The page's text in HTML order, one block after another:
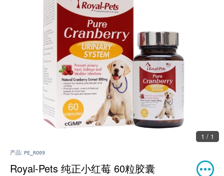
1 / 1
产品: PE_RO09
Royal-Pets 纯正小红莓 60粒胶囊